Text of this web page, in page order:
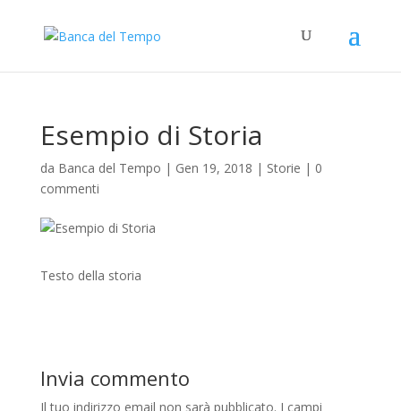
Esempio di Storia
da Banca del Tempo | Gen 19, 2018 | Storie | 0
commenti
Testo della storia
Invia commento
Il tuo indirizzo email non sarà pubblicato. I campi